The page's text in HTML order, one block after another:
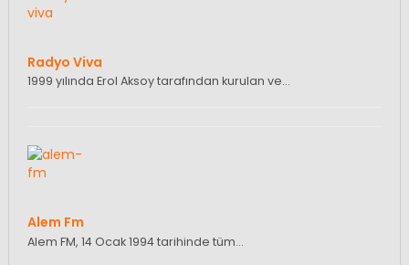
Radyo Viva
1999 yılında Erol Aksoy tarafından kurulan ve…
Alem Fm
Alem FM, 14 Ocak 1994 tarihinde tüm…